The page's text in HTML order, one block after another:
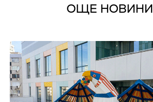
ОЩЕ НОВИНИ